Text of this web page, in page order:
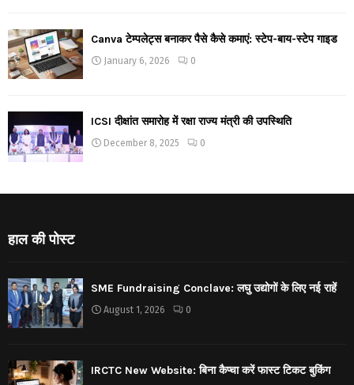
Canva टेम्पलेट्स बनाकर पैसे कैसे कमाएं: स्टेप-बाय-स्टेप गाइड
January 6, 2026 0
ICSI दीक्षांत समारोह में रक्षा राज्य मंत्री की उपस्थिति
December 8, 2025 0
हाल की पोस्ट
SME Fundraising Conclave: लघु उद्योगों के लिए नई राहें
August 1, 2026 0
IRCTC New Website: बिना कैप्चा करें फास्ट टिकट बुकिंग